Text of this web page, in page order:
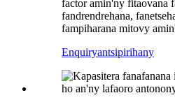
factor amin'ny fitaovana
fandrendrehana,
fampiharana mitovy
Enquiryantsipirihany